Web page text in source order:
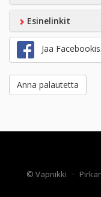
Esinelinkit
Jaa
Anna palautetta
© Vapriikki ·